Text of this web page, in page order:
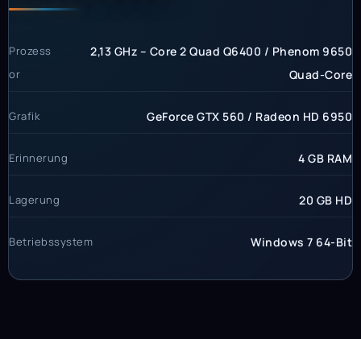
Prozess
or
2,13 GHz – Core 2 Quad Q6400 / Phenom 9650
Quad-Core
Grafik GeForce GTX 560 / Radeon HD 6950
Erinnerung 4 GB RAM
Lagerung 20 GB HD
Betriebssystem Windows 7 64-Bit